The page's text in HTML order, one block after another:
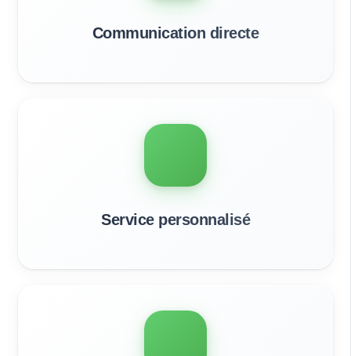
Communication directe
Service personnalisé